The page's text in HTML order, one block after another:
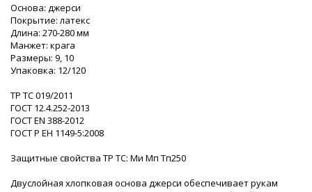
Основа: джерси
Покрытие: латекс
Длина: 270-280 мм
Манжет: крага
Размеры: 9, 10
Упаковка: 12/120
ТР ТС 019/2011
ГОСТ 12.4.252-2013
ГОСТ EN 388-2012
ГОСТ Р ЕН 1149-5:2008
Защитные свойства ТР ТС: Ми Мп Тп250
Двуслойная хлопковая основа джерси обеспечивает рукам